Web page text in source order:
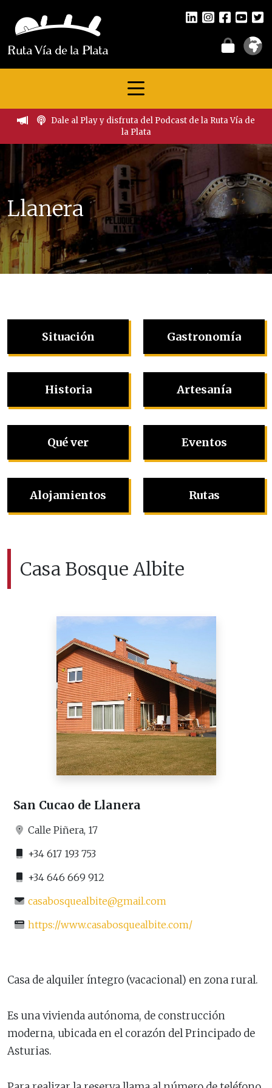
Dale al Play y disfruta del Podcast de la Ruta Vía de
la Plata
Llanera
Situación
Historia
Qué ver
Alojamientos
Gastronomía
Artesanía
Eventos
Rutas
Casa Bosque Albite
San Cucao de Llanera
Calle Piñera, 17
+34 617 193 753
+34 646 669 912
casabosquealbite@gmail.com
https://www.casabosquealbite.com/
Casa de alquiler íntegro (vacacional) en zona rural.
Es una vivienda autónoma, de construcción
moderna, ubicada en el corazón del Principado de
Asturias.